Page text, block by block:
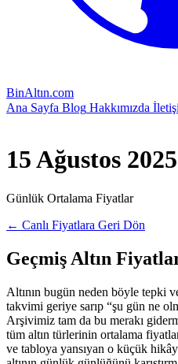
BinAltın.com
Ana Sayfa Blog Hakkımızda
15 Ağustos 2025
Günlük Ortalama Fiyatlar
← Canlı Fiyatlara Geri Dön
Geçmiş Altın
Altının bugün neden böyle tepki
takvimi geriye sarıp “şu gün ne
Arşivimiz tam da bu merakı
tüm altın türlerinin ortalama
ve tabloya yansıyan o küçük